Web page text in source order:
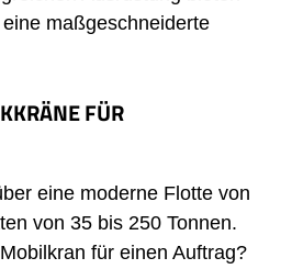
maßgeschneiderte
FÜR
eine moderne Flotte von
von 35 bis 250 Tonnen.
für einen Auftrag?